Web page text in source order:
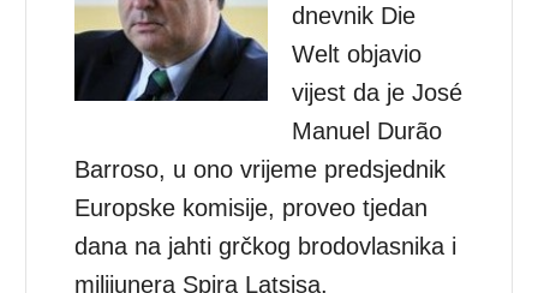
dnevnik Die
Welt objavio
vijest da je José
Manuel Durão
Barroso, u ono vrijeme predsjednik
Europske komisije, proveo tjedan
dana na jahti grčkog brodovlasnika i
milijunera Spira Latsisa.